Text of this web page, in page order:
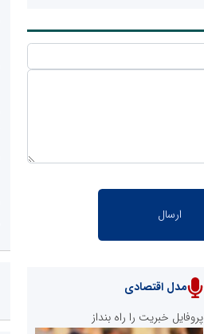
مدل اقتصادی
پروفایل خبریت را راه بنداز